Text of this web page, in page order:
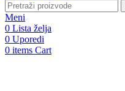
Meni
0 Lista želja
0 Uporedi
0 items Cart